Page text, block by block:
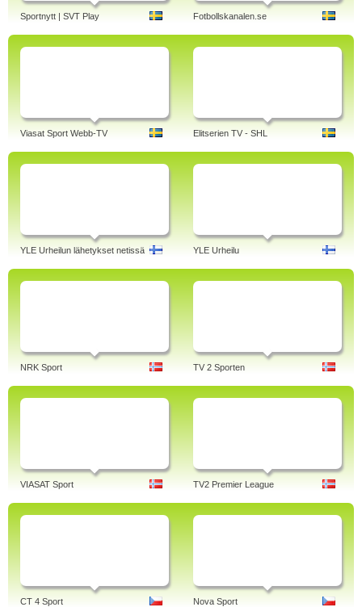
Sportnytt | SVT Play Fotbollskanalen.se
Viasat Sport Webb-TV Elitserien TV - SHL
YLE Urheilun lähetykset netissä YLE Urheilu
NRK Sport TV 2 Sporten
VIASAT Sport TV2 Premier League
CT 4 Sport Nova Sport